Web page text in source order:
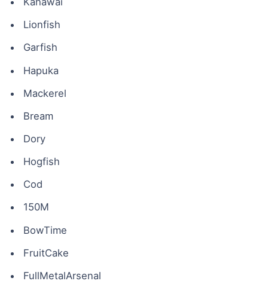
Lionfish
Garfish
Hapuka
Mackerel
Bream
Dory
Hogfish
Cod
150M
BowTime
FruitCake
FullMetalArsenal